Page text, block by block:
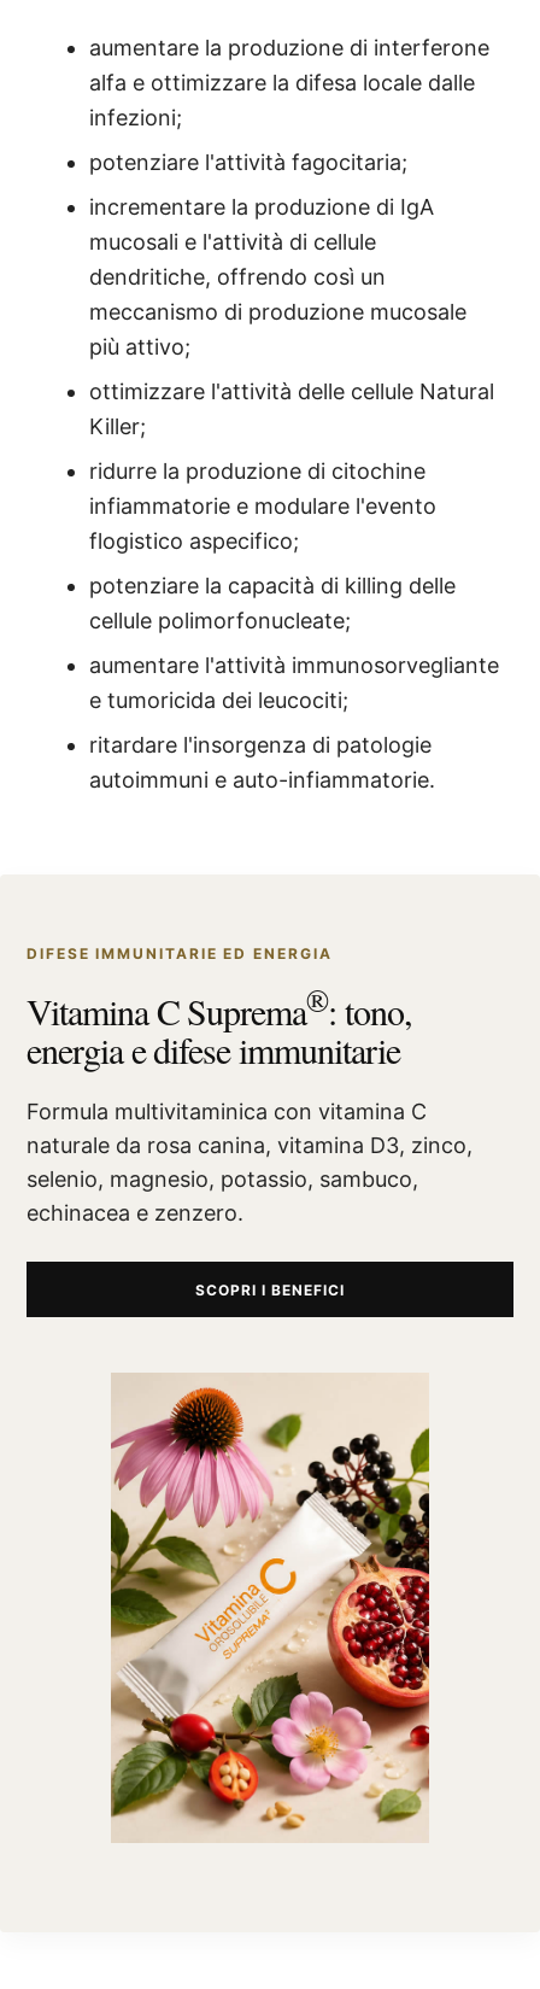
aumentare la produzione di interferone
alfa e ottimizzare la difesa locale dalle
infezioni;
potenziare l'attività fagocitaria;
incrementare la produzione di IgA
mucosali e l'attività di cellule
dendritiche, offrendo così un
meccanismo di produzione mucosale
più attivo;
ottimizzare l'attività delle cellule Natural
Killer;
ridurre la produzione di citochine
infiammatorie e modulare l'evento
flogistico aspecifico;
potenziare la capacità di killing delle
cellule polimorfonucleate;
aumentare l'attività immunosorvegliante
e tumoricida dei leucociti;
ritardare l'insorgenza di patologie
autoimmuni e auto-infiammatorie.
DIFESE IMMUNITARIE ED ENERGIA
Vitamina C Suprema®: tono,
energia e difese immunitarie
Formula multivitaminica con vitamina C
naturale da rosa canina, vitamina D3, zinco,
selenio, magnesio, potassio, sambuco,
echinacea e zenzero.
SCOPRI I BENEFICI